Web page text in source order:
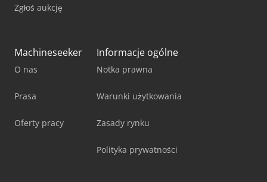
Zgłoś aukcję
Machineseeker
O nas
Prasa
Oferty pracy
Informacje ogólne
Notka prawna
Warunki użytkowania
Zasady rynku
Polityka prywatności